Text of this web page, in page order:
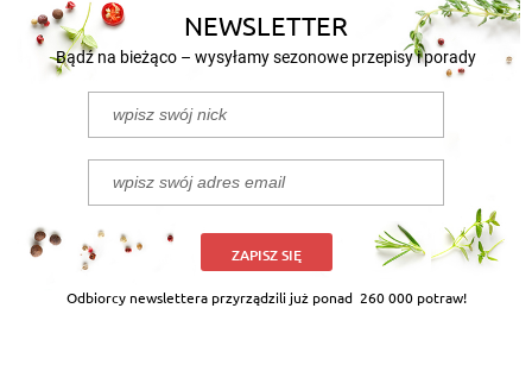
NEWSLETTER
Bądź na bieżąco – wysyłamy sezonowe przepisy i porady
ZAPISZ SIĘ
Odbiorcy newslettera przyrządzili już ponad 260 000 potraw!